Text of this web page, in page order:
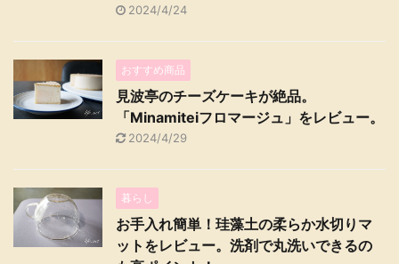
2024/4/24
おすすめ商品
見波亭のチーズケーキが絶品。
「Minamiteiフロマージュ」をレビュー。
2024/4/29
暮らし
お手入れ簡単！珪藻土の柔らか水切りマ
ットをレビュー。洗剤で丸洗いできるの